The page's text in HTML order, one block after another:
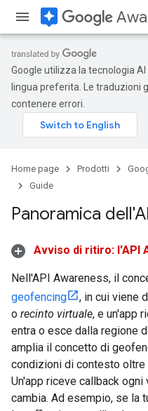
assistant
Google utilizza la tecnologia
lingua preferita. Le traduzioni
contenere errori.
Home page Prodotti
Guide
Panoramica
Avviso di ritiro: l'API
Nell'API Awareness, il
geofencing
, in cui viene
o recinto virtuale, e un'app
entra o esce dalla regione
amplia il concetto di
condizioni di contesto
Un'app riceve callback
cambia. Ad esempio, se la